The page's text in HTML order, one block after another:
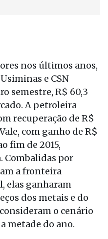
nos últimos anos,
e CSN
semestre, R$ 60,3
A petroleira
recuperação de R$
com ganho de R$
fim de 2015,
Combalidas por
a fronteira
elas ganharam
dos metais e do
o cenário
metade do ano.